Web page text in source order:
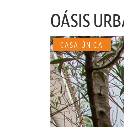
OÁSIS
CASA ÚNICA